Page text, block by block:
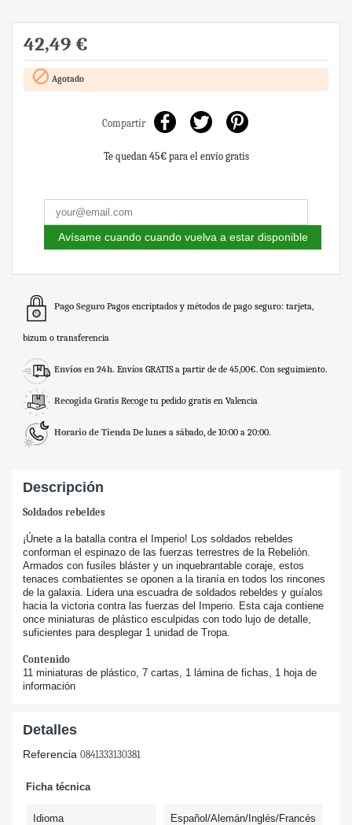
42,49 €
 Agotado
Compartir
Te quedan 45€para el envío gratis
Avísame cuando cuando vuelva a estar disponible
Pago Seguro Pagos encriptados y métodos de pago seguro: tarjeta,
bizum o transferencia
Envíos en 24h. Envíos GRATIS a partir de de 45,00€. Con seguimiento.
Recogida Gratis Recoge tu pedido gratis en Valencia
Horario de Tienda De lunes a sábado, de 10:00 a 20:00.
Descripción
Soldados rebeldes
¡Únete a la batalla contra el Imperio! Los soldados rebeldes
conforman el espinazo de las fuerzas terrestres de la Rebelión.
Armados con fusiles bláster y un inquebrantable coraje, estos
tenaces combatientes se oponen a la tiranía en todos los rincones
de la galaxia. Lidera una escuadra de soldados rebeldes y guíalos
hacia la victoria contra las fuerzas del Imperio. Esta caja contiene
once miniaturas de plástico esculpidas con todo lujo de detalle,
suficientes para desplegar 1 unidad de Tropa.
Contenido
11 miniaturas de plástico, 7 cartas, 1 lámina de fichas, 1 hoja de
información
Detalles
Referencia 0841333130381
Ficha técnica
Idioma Español/Alemán/Inglés/Francés